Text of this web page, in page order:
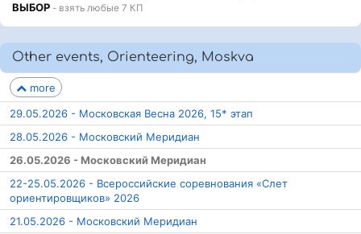
ВЫБОР - взять любые 7 КП
Other events, Orienteering, Moskva
more
29.05.2026 - Московская Весна 2026, 15* этап
28.05.2026 - Московский Меридиан
26.05.2026 - Московский Меридиан
22-25.05.2026 - Всероссийские соревнования «Слет
ориентировщиков» 2026
21.05.2026 - Московский Меридиан